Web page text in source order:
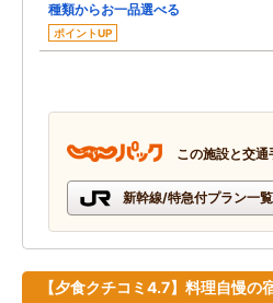
種類からお一品選べる
ポイントUP
この施設と交
新幹線/特急付プラン一
【夕食クチコミ4.7】料理自慢